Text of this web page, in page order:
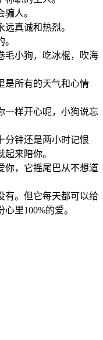
人。
真诚和热烈。
毛小狗，吃冰棍，吹海
是所有的天气和心情
一样开心呢，小狗说忘
分钟还是两小时记恨
来陪你。
你，它摇尾巴从不想道
有。但它每天都可以给
里100%的爱。